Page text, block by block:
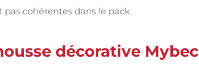
pas cohérentes dans le pack.
décorative